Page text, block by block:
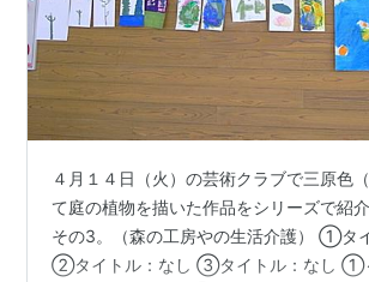
４月１４日（火）の芸術クラブで三原色
て庭の植物を描いた作品をシリーズで紹
その3。（森の工房やの生活介護） ①タ
②タイトル：なし ③タイトル：なし